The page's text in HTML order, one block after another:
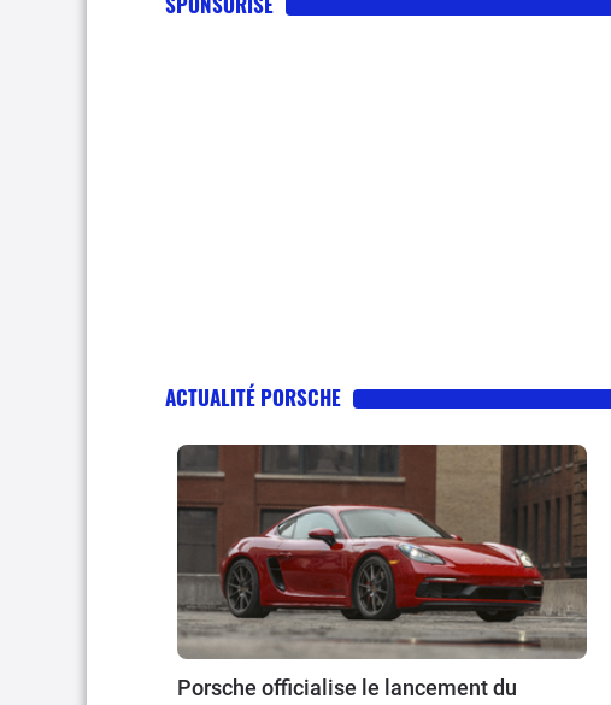
ACTUALITÉ PORSCHE
Porsche officialise le lancement du